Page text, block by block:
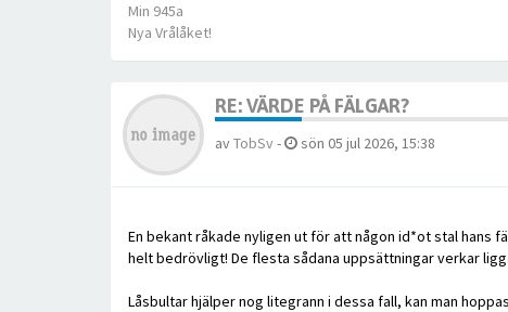
Min 945a
Nya Vrålåket!
RE: VÄRDE PÅ FÄLGAR?
avTobSv - sön 05 jul 2026, 15:38
En bekant råkade nyligen ut för att någon id*ot stal hans
helt bedrövligt! De flesta sådana uppsättningar verkar
Låsbultar hjälper nog litegrann i dessa fall, kan man